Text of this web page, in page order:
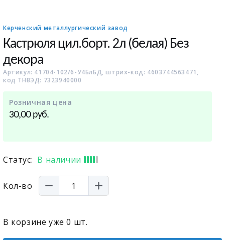
Керченский металлургический завод
Кастрюля цил.борт. 2л (белая) Без
декора
Артикул: 41704-102/6-У4БлБД, штрих-код: 4603744563471,
код ТНВЭД: 7323940000
Розничная цена
30,00руб.
Статус: В наличии
Кол-во
В корзине уже0 шт.